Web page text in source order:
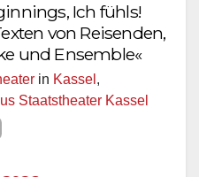
Ich fühls!
von Reisenden,
und Ensemble«
in Kassel ,
Staatstheater Kassel